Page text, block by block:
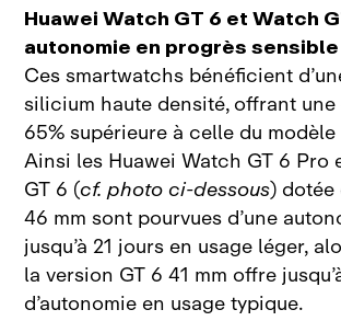
Huawei Watch GT 6 et Watch
autonomie en progrès sensible
Ces smartwatchs bénéficient
silicium haute densité, offrant
65% supérieure à celle du
Ainsi les Huawei Watch GT 6 Pro
GT 6 (cf. photo ci‑dessous)
46 mm sont pourvues d’une
jusqu’à 21 jours en usage léger,
la version GT 6 41 mm offre
d’autonomie en usage typique.